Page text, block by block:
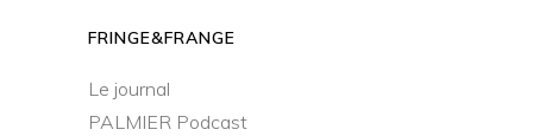
FRINGE&FRANGE
Le journal
PALMIER Podcast